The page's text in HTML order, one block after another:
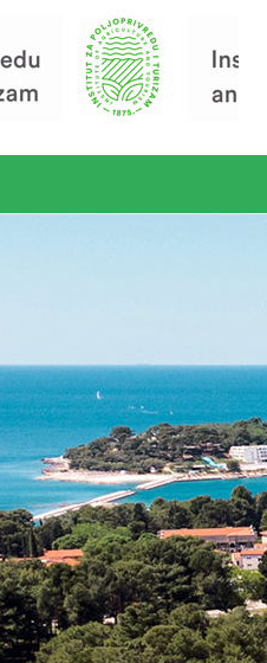
prehranu
poljoprivrede
imanje